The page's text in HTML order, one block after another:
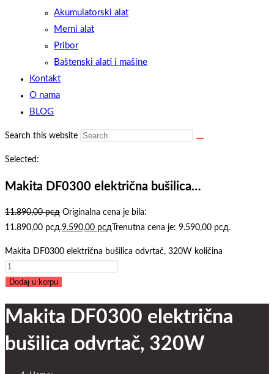
Akumulatorski alat
Merni alat
Pribor
Baštenski alati i mašine
Kontakt
O nama
BLOG
Search this website
Selected:
Makita DF0300 električna bušilica…
11.890,00рсд Originalna cena je bila:
11.890,00 рсд.9.590,00 рсд Trenutna cena je: 9.590,00 рсд.
Makita DF0300 električna bušilica odvrtač, 320W količina
Dodaj u korpu
Makita DF0300 električna
bušilica odvrtač, 320W